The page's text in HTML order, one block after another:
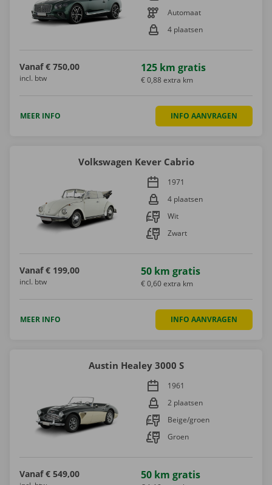
Automaat
4 plaatsen
Vanaf € 750,00
incl. btw
125 km gratis
€ 0,88 extra km
MEER INFO INFO AANVRAGEN
Volkswagen Kever Cabrio
1971
4 plaatsen
Wit
Zwart
Vanaf € 199,00
incl. btw
50 km gratis
€ 0,60 extra km
MEER INFO INFO AANVRAGEN
Austin Healey 3000 S
1961
2 plaatsen
Beige/groen
Groen
Vanaf € 549,00 50 km gratis